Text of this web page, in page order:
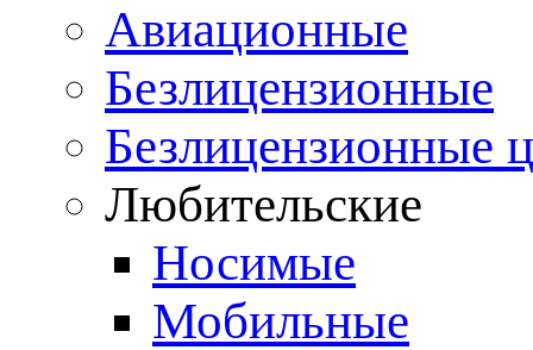
Авиационные
Безлицензионные
Безлицензионные
Любительские
Носимые
Мобильные